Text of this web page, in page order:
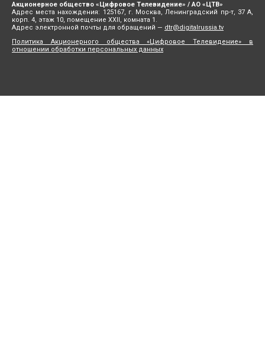
Акционерное общество «Цифровое Телевидение» / АО «ЦТВ»
Адрес места нахождения: 125167, г. Москва, Ленинградский пр-т, 37 А,
корп. 4, этаж 10, помещение XXII, комната 1.
Адрес электронной почты для обращений — dtr@digitalrussia.tv
Политика Акционерного общества «Цифровое Телевидение» в
отношении обработки персональных данных